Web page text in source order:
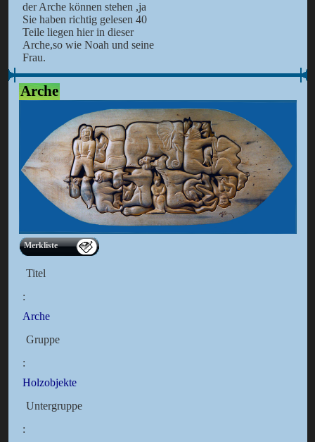
der Arche können stehen ,ja
Sie haben richtig gelesen 40
Teile liegen hier in dieser
Arche,so wie Noah und seine
Frau.
Arche
Merkliste
Titel
:
Arche
Gruppe
:
Holzobjekte
Untergruppe
: